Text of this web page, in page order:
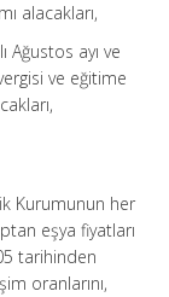
alacakları,
Ağustos ayı ve
ve eğitime
Kurumunun her
eşya fiyatları
tarihinden
oranlarını,